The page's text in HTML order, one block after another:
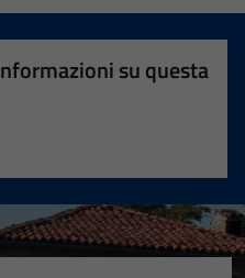
su questa
su 5
5